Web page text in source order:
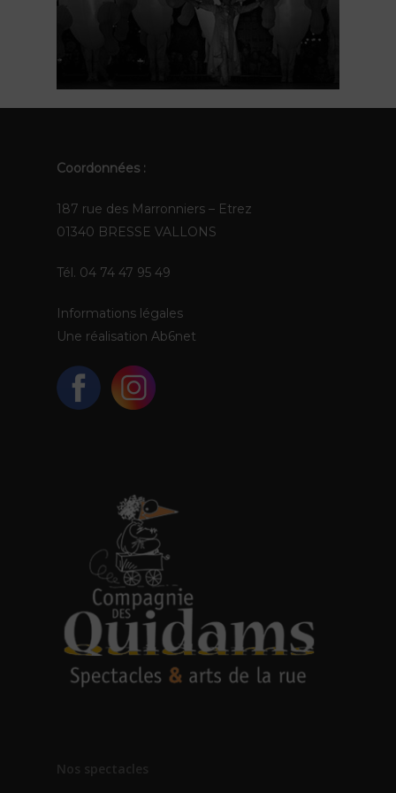
Coordonnées :
187 rue des Marronniers – Etrez
01340 BRESSE VALLONS
Tél. 04 74 47 95 49
Informations légales
Une réalisation Ab6net
Nos spectacles
FR